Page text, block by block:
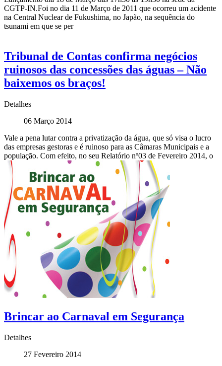
CGTP-IN.Foi no dia 11 de Março de 2011 que ocorreu um acidente
na Central Nuclear de Fukushima, no Japão, na sequência do
tsunami em que se per
Tribunal de Contas confirma negócios
ruinosos das concessões das águas – Não
baixemos os braços!
Detalhes
06 Março 2014
Vale a pena lutar contra a privatização da água, que só visa o lucro
das empresas gestoras e é ruinoso para as Câmaras Municipais e a
população. Com efeito, no seu Relatório nº03 de Fevereiro 2014, o
Brincar ao Carnaval em Segurança
Detalhes
27 Fevereiro 2014